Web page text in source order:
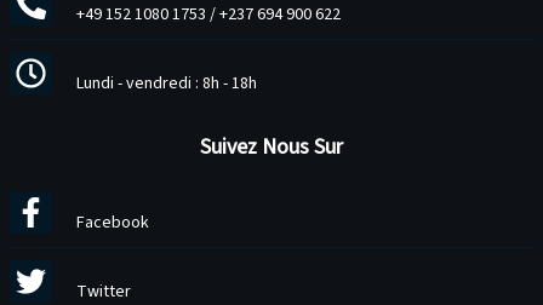
+49 152 1080 1753 /+237 694 900 622
Lundi - vendredi : 8h - 18h
Suivez Nous Sur
Facebook
Twitter